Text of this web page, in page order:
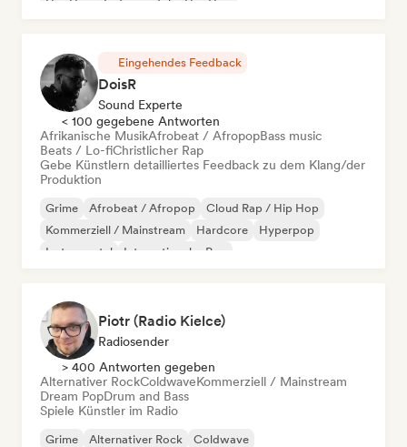
Eingehendes Feedback
DoisR
Sound Experte
< 100 gegebene Antworten
Afrikanische MusikAfrobeat / AfropopBass music
Beats / Lo-fiChristlicher Rap
Gebe Künstlern detailliertes Feedback zu dem Klang/der
Produktion
Grime Afrobeat / Afropop
Cloud Rap / Hip Hop
Kommerziell / Mainstream
Hardcore
Hyperpop
Instrumental
Internationaler Pop
Piotr (Radio Kielce)
Radiosender
> 400 Antworten gegeben
Alternativer RockColdwaveKommerziell / Mainstream
Dream PopDrum and Bass
Spiele Künstler im Radio
Grime Alternativer Rock
Coldwave